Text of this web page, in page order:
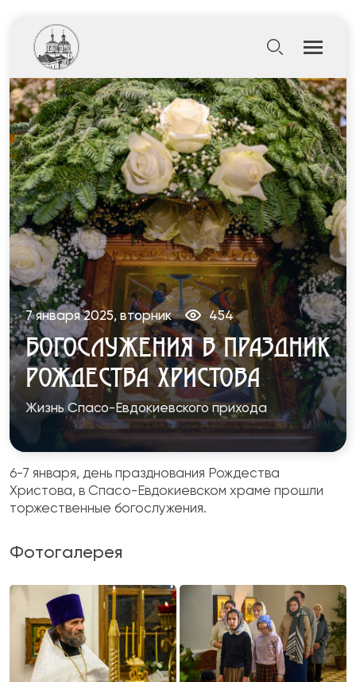
7 января 2025, вторник 454
БОГОСЛУЖЕНИЯ В ПРАЗДНИК
РОЖДЕСТВА ХРИСТОВА
Жизнь Спасо-Евдокиевского прихода
6-7 января, день празднования Рождества
Христова, в Спасо-Евдокиевском храме прошли
торжественные богослужения.
Фотогалерея